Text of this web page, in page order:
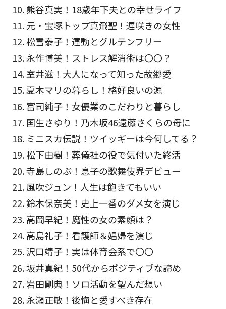
熊谷真実！18歳年下夫との幸せライフ
元・宝塚トップ真飛聖！遅咲きの女性
松雪泰子！運動とグルテンフリー
永作博美！ストレス解消術は〇〇？
室井滋！大人になって知った故郷愛
夏木マリの暮らし！格好良いの源
富司純子！女優業のこだわりと暮らし
国生さゆり！乃木坂46遠藤さくらの母に
ミニスカ伝説！ツイッギーは今何してる？
松下由樹！葬儀社の役で気付いた終活
寺島しのぶ！息子の歌舞伎界デビュー
風吹ジュン！人生は飽きてもいい
鈴木保奈美！史上一番のダメ女を演じ
高岡早紀！魔性の女の素顔は？
高島礼子！看護師＆娼婦を演じ
沢口靖子！実は体育会系で〇〇
坂井真紀！50代からポジティブな諦め
岩田剛典！ソロ活動を望んだ想い
永瀬正敏！後悔と愛すべき存在